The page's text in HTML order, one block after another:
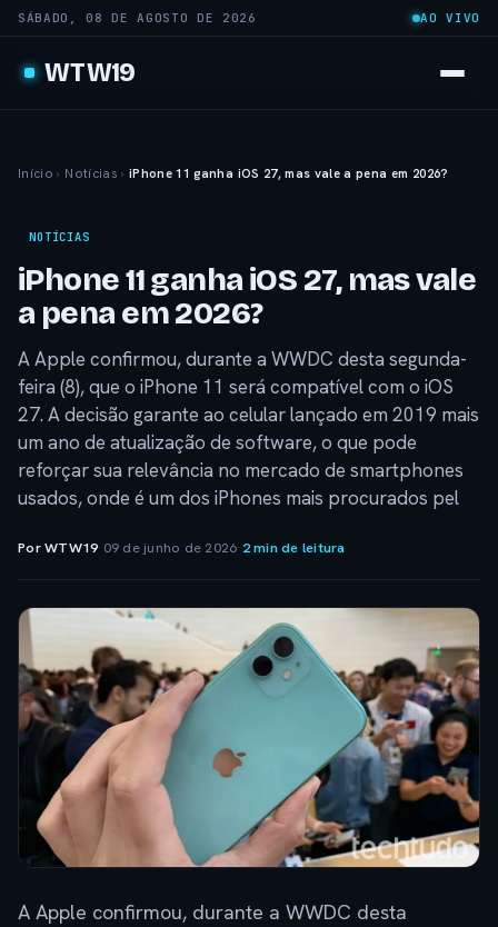
SÁBADO, 08 DE AGOSTO DE 2026 AO VIVO
WTW19
Início › Notícias › iPhone 11 ganha iOS 27, mas vale a pena em 2026?
NOTÍCIAS
iPhone 11 ganha iOS 27, mas vale
a pena em 2026?
A Apple confirmou, durante a WWDC desta segunda-
feira (8), que o iPhone 11 será compatível com o iOS
27. A decisão garante ao celular lançado em 2019 mais
um ano de atualização de software, o que pode
reforçar sua relevância no mercado de smartphones
usados, onde é um dos iPhones mais procurados pel
Por WTW19· 09 de junho de 2026· 2 min de leitura
A Apple confirmou, durante a WWDC desta